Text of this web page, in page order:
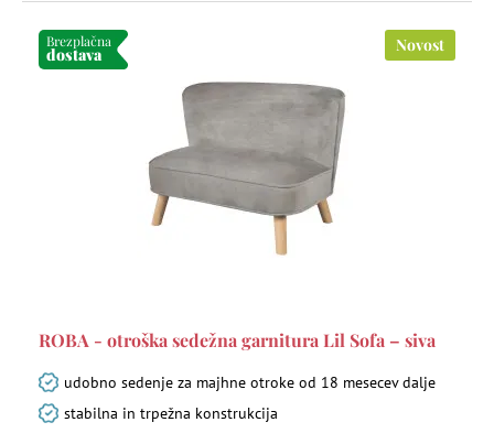
Brezplačna
dostava Novost
ROBA - otroška sedežna garnitura Lil Sofa – siva
udobno sedenje za majhne otroke od 18 mesecev dalje
stabilna in trpežna konstrukcija